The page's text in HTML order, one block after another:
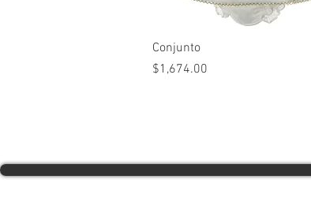
Conjunto
Precio
$1,674.00